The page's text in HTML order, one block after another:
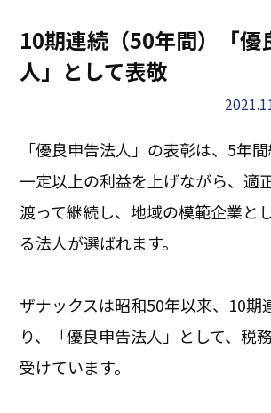
10期連続（50年間）「優
人」として表敬
「優良申告法人」の表彰は、5年
一定以上の利益を上げながら、適
渡って継続し、地域の模範企業と
る法人が選ばれます。
ザナックスは昭和50年以来、10期
り、「優良申告法人」として、税
受けています。